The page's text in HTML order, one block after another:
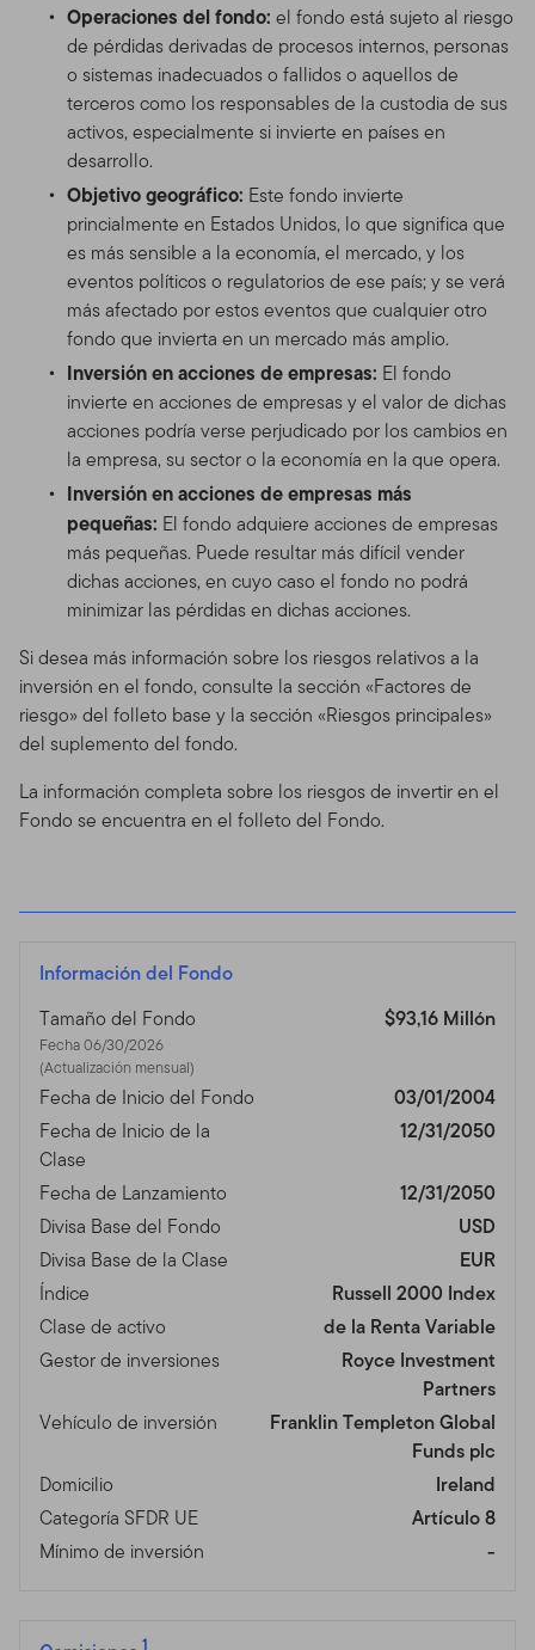
Operaciones del fondo: el fondo está sujeto al riesgo
de pérdidas derivadas de procesos internos, personas
o sistemas inadecuados o fallidos o aquellos de
terceros como los responsables de la custodia de sus
activos, especialmente si invierte en países en
desarrollo.
Objetivo geográfico: Este fondo invierte
princialmente en Estados Unidos, lo que significa que
es más sensible a la economía, el mercado, y los
eventos políticos o regulatorios de ese país; y se verá
más afectado por estos eventos que cualquier otro
fondo que invierta en un mercado más amplio.
Inversión en acciones de empresas: El fondo
invierte en acciones de empresas y el valor de dichas
acciones podría verse perjudicado por los cambios en
la empresa, su sector o la economía en la que opera.
Inversión en acciones de empresas más
pequeñas: El fondo adquiere acciones de empresas
más pequeñas. Puede resultar más difícil vender
dichas acciones, en cuyo caso el fondo no podrá
minimizar las pérdidas en dichas acciones.
Si desea más información sobre los riesgos relativos a la
inversión en el fondo, consulte la sección «Factores de
riesgo» del folleto base y la sección «Riesgos principales»
del suplemento del fondo.
La información completa sobre los riesgos de invertir en el
Fondo se encuentra en el folleto del Fondo.
Información del Fondo
Tamaño del Fondo
Fecha 06/30/2026
(Actualización mensual)
$93,16 Millón
Fecha de Inicio del Fondo
03/01/2004
Fecha de Inicio de la
Clase
12/31/2050
Fecha de Lanzamiento
12/31/2050
Divisa Base del Fondo
USD
Divisa Base de la Clase
EUR
Índice
Russell 2000 Index
Clase de activo
de la Renta Variable
Gestor de inversiones
Royce Investment
Partners
Vehículo de inversión
Franklin Templeton Global
Funds plc
Domicilio
Ireland
Categoría SFDR UE
Artículo 8
Mínimo de inversión
-
1